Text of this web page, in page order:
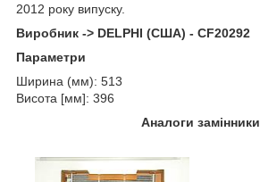
2012 року випуску.
Виробник -> DELPHI (США) - CF20292
Параметри
Ширина (мм): 513
Висота [мм]: 396
Аналоги замінники